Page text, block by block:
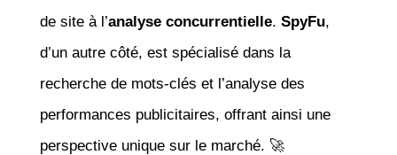
de site à l’analyse concurrentielle. SpyFu,
d’un autre côté, est spécialisé dans la
recherche de mots-clés et l’analyse des
performances publicitaires, offrant ainsi une
perspective unique sur le marché. 🚀